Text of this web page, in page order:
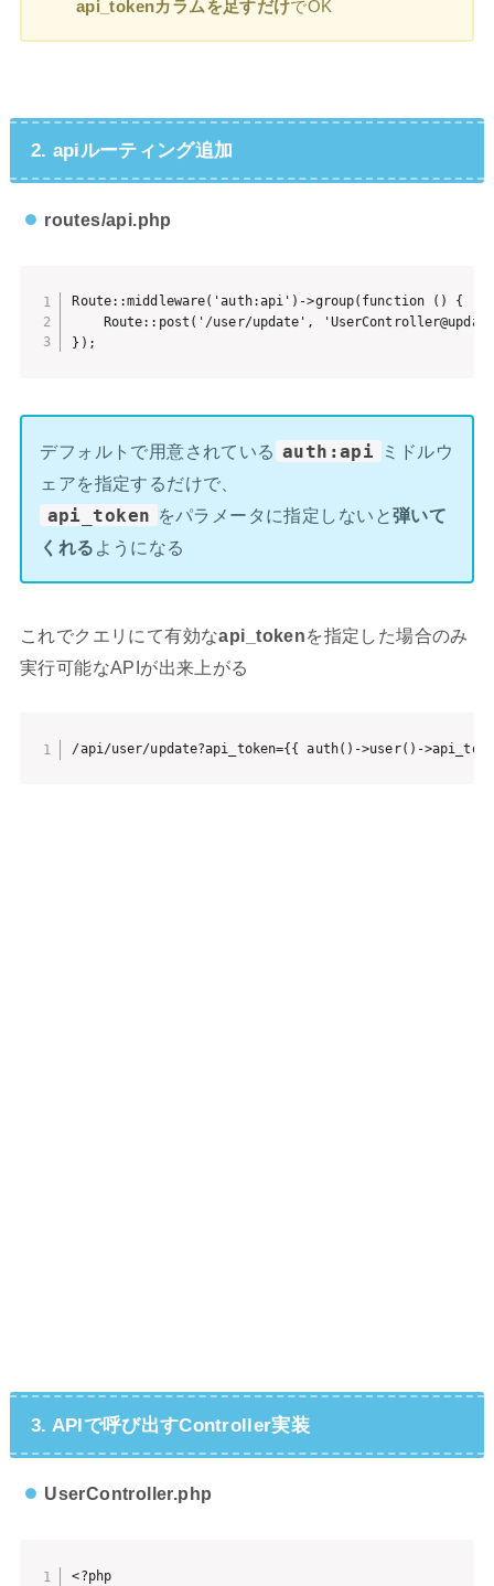
api_tokenカラムを足すだけでOK
2. apiルーティング追加
routes/api.php
Route::middleware('auth:api')->group(function () {
Route::post('/user/update',
});
デフォルトで用意されている auth:api
ミドルウ
ェアを指定するだけで、
api_token をパラメータに指定しないと弾いて
くれる ようになる
これでクエリにて有効なapi_tokenを指定した場合のみ
実行可能なAPIが出来上がる
/api/user/update?api_token={{ auth()->user()-
3. APIで呼び出すController実装
UserController.php
<?php